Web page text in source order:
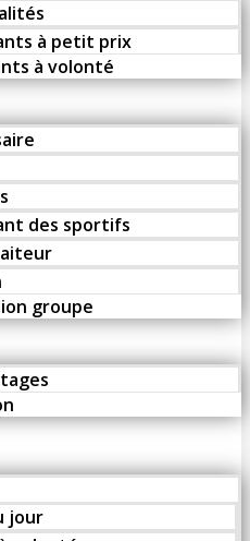
à petit prix
à volonté
des sportifs
groupe
jour